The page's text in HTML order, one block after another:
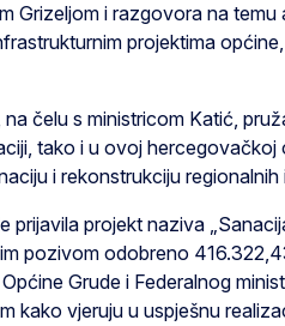
Grizeljom i razgovora na temu
projektima
čelu s ministricom Katić,
tako i u ovoj hercegovačkoj
i rekonstrukciju regionalnih
prijavila projekt naziva
pozivom odobreno
Grude i Federalnog
kako vjeruju u uspješnu